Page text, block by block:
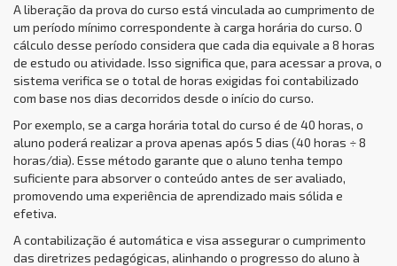
A liberação da prova do curso está vinculada ao cumprimento de
um período mínimo correspondente à carga horária do curso. O
cálculo desse período considera que cada dia equivale a 8 horas
de estudo ou atividade. Isso significa que, para acessar a prova, o
sistema verifica se o total de horas exigidas foi contabilizado
com base nos dias decorridos desde o início do curso.
Por exemplo, se a carga horária total do curso é de 40 horas, o
aluno poderá realizar a prova apenas após 5 dias (40 horas ÷ 8
horas/dia). Esse método garante que o aluno tenha tempo
suficiente para absorver o conteúdo antes de ser avaliado,
promovendo uma experiência de aprendizado mais sólida e
efetiva.
A contabilização é automática e visa assegurar o cumprimento
das diretrizes pedagógicas, alinhando o progresso do aluno à